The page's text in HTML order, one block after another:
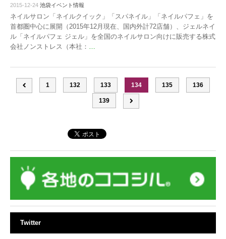
2015-12-24 池袋イベント情報
ネイルサロン「ネイルクイック」「スパネイル」「ネイルパフェ」を
首都圏中心に展開（2015年12月現在、国内外計72店舗）、ジェルネイ
ル「ネイルパフェ ジェル」を全国のネイルサロン向けに販売する株式
会社ノンストレス（本社：
1 132 133 134 135 136
139
Twitter